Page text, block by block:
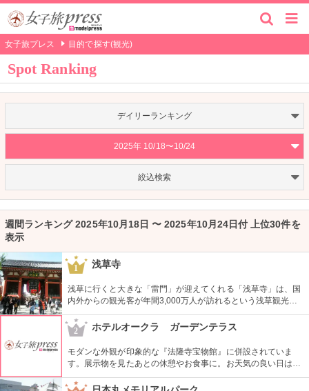
女子旅プレス 目的で探す(観光)
Spot Ranking
デイリーランキング
2025年 10/18〜10/24
絞込検索
週間ランキング 2025年10月18日 〜 2025年10月24日付 上位30件を
表示
1 浅草寺
浅草に行くと大きな「雷門」が迎えてくれる「浅草寺」は、国
内外からの観光客が年間3,000万人が訪れるという浅草観光一
番の名所。地元の方からも「観音様」の愛称で親しまれている
都内最古の名刹です。
2 ホテルオークラ ガーデンテラス
モダンな外観が印象的な『法隆寺宝物館』に併設されていま
す。展示物を見たあとの休憩やお食事に。お天気の良い日はテ
ラス席に座ることもできます。特別展に合わせて限定メニュー
が出ることもありますので、何度も訪れたいですね。